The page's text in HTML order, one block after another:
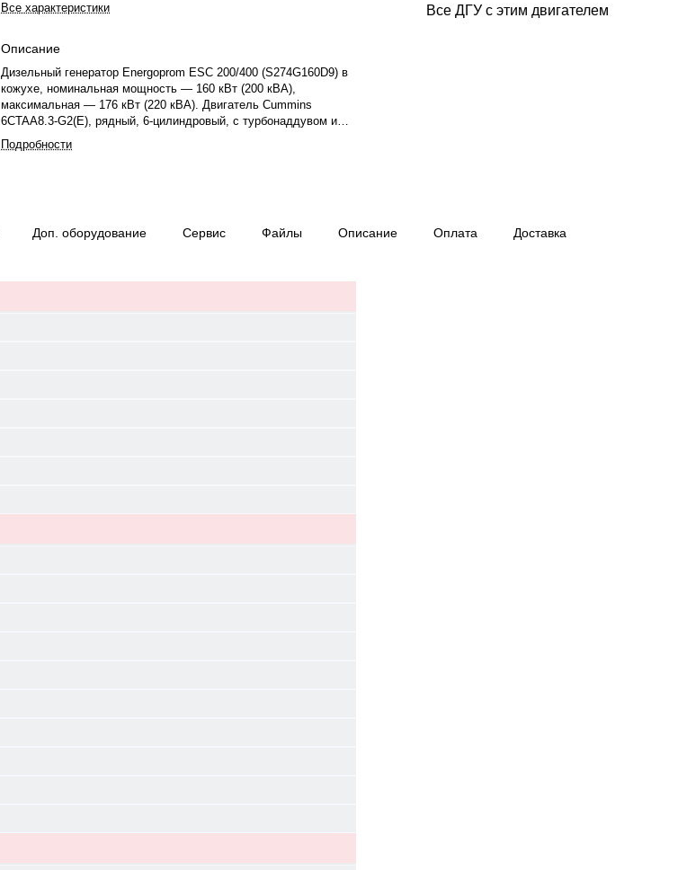
Все характеристики
Описание
Дизельный генератор Energoprom ESC 200/400 (S274G160D9) в
кожухе, номинальная мощность — 160 кВт (200 кВА),
максимальная — 176 кВт (220 кВА). Двигатель Cummins
6CTAA8.3-G2(E), рядный, 6-цилиндровый, с турбонаддувом и
электронным регулятором. Номинальная мощность двигателя
— 183 кВт, рабочий объем — 8,3 л. Система охлаждения —
ток — 289 А. Топливо — дизель, бак 310 л. Расход топлива: 45
управления — Deep Sea DSE 6120, степень защиты IP23.
Подробности
Все ДГУ с этим двигателем
Доп. оборудование Сервис Файлы Описание Оплата Доставка